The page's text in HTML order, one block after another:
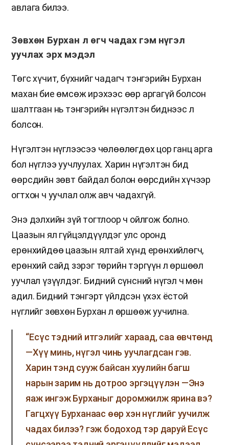
авлага билээ.
Зөвхөн Бурхан л өгч чадах гэм нүгэл
уучлах эрх мэдэл
Төгс хүчит, бүхнийг чадагч тэнгэрийн Бурхан
махан бие өмсөж ирэхээс өөр аргагүй болсон
шалтгаан нь тэнгэрийн нүгэлтэн биднээс л
болсон.
Нүгэлтэн нүглээсээ чөлөөлөгдөх цор ганц арга
бол нүглээ уучлуулах. Харин нүгэлтэн бид
өөрсдийн зөвт байдал болон өөрсдийн хүчээр
огтхон ч уучлал олж авч чадахгүй.
Энэ дэлхийн зүй тогтлоор ч ойлгож болно.
Цаазын ял гүйцэлдүүлдэг улс оронд
ерөнхийдөө цаазын ялтай хүнд ерөнхийлөгч,
ерөнхий сайд зэрэг төрийн тэргүүн л өршөөл
уучлал үзүүлдэг. Бидний сүнсний нүгэл ч мөн
адил. Бидний тэнгэрт үйлдсэн үхэх ёстой
нүглийг зөвхөн Бурхан л өршөөж уучилна.
“Есүс тэдний итгэлийг хараад, саа өвчтөнд
—Хүү минь, нүгэл чинь уучлагдсан гэв.
Харин тэнд сууж байсан хуулийн багш
нарын зарим нь дотроо эргэцүүлэн —Энэ
яаж ингэж Бурханыг доромжилж ярина вэ?
Гагцхүү Бурханаас өөр хэн нүглийг уучилж
чадах билээ? гэж бодоход тэр даруй Есүс